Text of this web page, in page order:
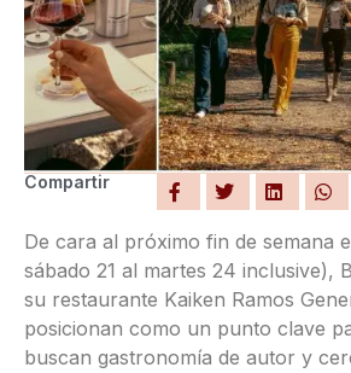
Compartir
De cara al próximo fin de semana
sábado 21 al martes 24 inclusive),
su restaurante Kaiken Ramos
posicionan como un punto clave
buscan gastronomía de autor y